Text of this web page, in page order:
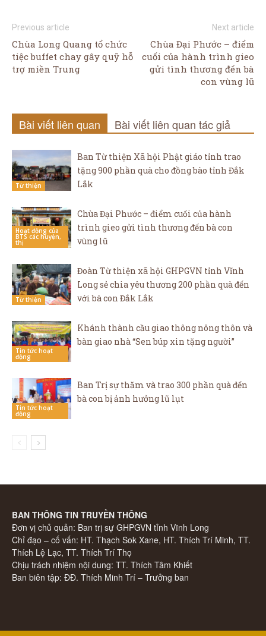
Previous article
Chùa Long Quang tổ chức
tiệc buffet chay gây quỹ hỗ
trợ miền Trung
Next article
Chùa Đại Phước – điểm
cuối của hành trình gieo
gửi tình thương đến bà
con vùng lũ
Bài viết liên quan Bài viết liên quan tác giả
Từ thiện
Ban Từ thiện Xã hội Phật giáo tỉnh trao
tặng 900 phần quà cho đồng bào tỉnh Đắk
Lắk
Hoạt động của
BTS các huyện,
thị
Chùa Đại Phước – điểm cuối của hành
trình gieo gửi tình thương đến bà con
vùng lũ
Từ thiện
Đoàn Từ thiện xã hội GHPGVN tỉnh Vĩnh
Long sẻ chia yêu thương 200 phần quà đến
với bà con Đắk Lắk
Tin tức hoạt
động
Khánh thành cầu giao thông nông thôn và
bàn giao nhà “Sen búp xin tặng người”
Tin tức hoạt
động
Ban Trị sự thăm và trao 300 phần quà đến
bà con bị ảnh hưởng lũ lụt
BAN THÔNG TIN TRUYỀN THÔNG
Đơn vị chủ quản: Ban trị sự GHPGVN tỉnh Vĩnh Long
Chỉ đạo – cố vấn: HT. Thạch Sok Xane, HT. Thích Trí Minh, TT.
Thích Lệ Lạc, TT. Thích Trí Thọ
Chịu trách nhiệm nội dung: TT. Thích Tâm Khiết
Ban biên tập: ĐĐ. Thích Minh Trí – Trưởng ban